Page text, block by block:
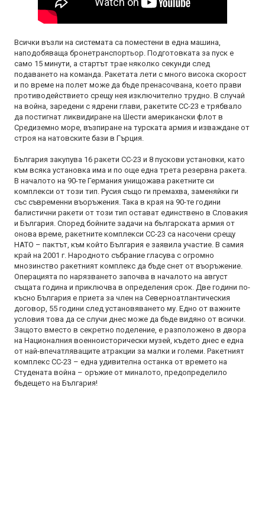
Всички възли на системата са поместени в една машина,
наподобяваща бронетранспортьор. Подготовката за пуск е
само 15 минути, а стартът трае няколко секунди след
подаването на команда. Ракетата лети с много висока скорост
и по време на полет може да бъде пренасочвана, което прави
противодействието срещу нея изключително трудно. В случай
на война, заредени с ядрени глави, ракетите СС-23 е трябвало
да постигнат ликвидиране на Шести американски флот в
Средиземно море, възпиране на турската армия и изваждане от
строя на натовските бази в Гърция.
България закупува 16 ракети СС-23 и 8 пускови установки, като
към всяка установка има и по още една трета резервна ракета.
В началото на 90-те Германия унищожава ракетните си
комплекси от този тип. Русия също ги премахва, заменяйки ги
със съвременни въоръжения. Така в края на 90-те години
балистични ракети от този тип остават единствено в Словакия
и България. Според бойните задачи на българската армия от
онова време, ракетните комплекси СС-23 са насочени срещу
НАТО – пактът, към който България е заявила участие. В самия
край на 2001 г. Народното събрание гласува с огромно
мнозинство ракетният комплекс да бъде снет от въоръжение.
Операцията по нарязването започва в началото на август
същата година и приключва в определения срок. Две години по-
късно България е приета за член на Северноатлантическия
договор, 55 години след установяването му. Едно от важните
условия това да се случи днес може да бъде видяно от всички.
Защото вместо в секретно поделение, е разположено в двора
на Националния военноисторически музей, където днес е една
от най-впечатляващите атракции за малки и големи. Ракетният
комплекс СС-23 – една удивителна останка от времето на
Студената война – оръжие от миналото, предопределило
бъдещето на България!